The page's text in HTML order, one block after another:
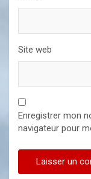
Site web
Enregistrer mon
navigateur pour